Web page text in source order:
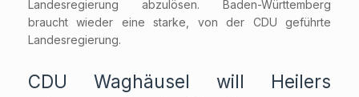
Landesregierung abzulösen. Baden-Württemberg
braucht wieder eine starke, von der CDU geführte
Landesregierung.
CDU Waghäusel will Heilers